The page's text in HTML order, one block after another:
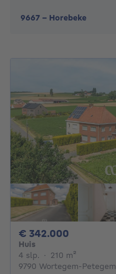
9667 - Horebeke
€ 342.000
Huis
4 slp. 4 slaapkamers
· 210 m²
9790 Wortegem-Petegem